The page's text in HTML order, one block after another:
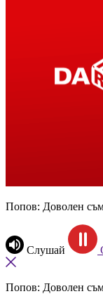
Попов: Доволен съм
Слушай
Попов: Доволен съм